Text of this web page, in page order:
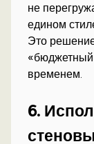
не
едином
Это
«бюджетный
временем.
6.